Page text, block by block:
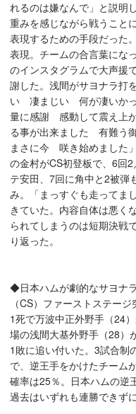
れるのは嫌なんで」と説明
重みを感じながら戦うこと
表現するための手段だった
表現。チームの合言葉にな
のインスタグラムで大声援
謝した。浅間がサヨナラ
い 凄まじい 何が凄いか
量に感謝 感動して震え上
る事が出来ました 有難う
まさに今 咲き始めました
の金村がCS初登板で、6回
テ安田、7回に角中と2被弾
み。「まっすぐも走ってま
きていた。内容自体は悪く
られてしまうのは短期決戦
り返った。
◆日本ハムが劇的なサヨナ
（CS）ファーストステー
1死で万波中正外野手（24
場の浅間大基外野手（28）
1敗に追い付いた。3試合制
で、逆王手をかけたチーム
確率は25％。日本ハムの逆
過去はいずれも連勝できず